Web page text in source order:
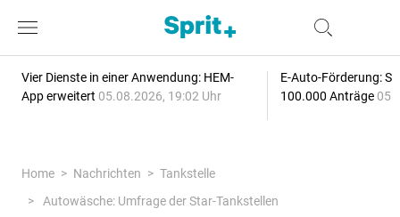
Vier Dienste in einer Anwendung: HEM-
App erweitert 05.08.2026, 19:02 Uhr
E-Auto-Förderung:
100.000 Anträge
Home Nachrichten
Tankstelle
Autowäsche: Umfrage der Star-Tankstellen